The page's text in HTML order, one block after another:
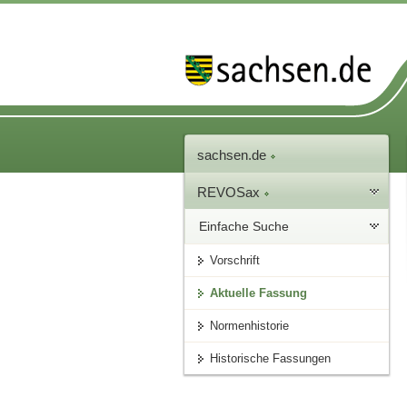
sachsen.de
REVOSax
Einfache Suche
Vorschrift
Aktuelle Fassung
Normenhistorie
Historische Fassungen